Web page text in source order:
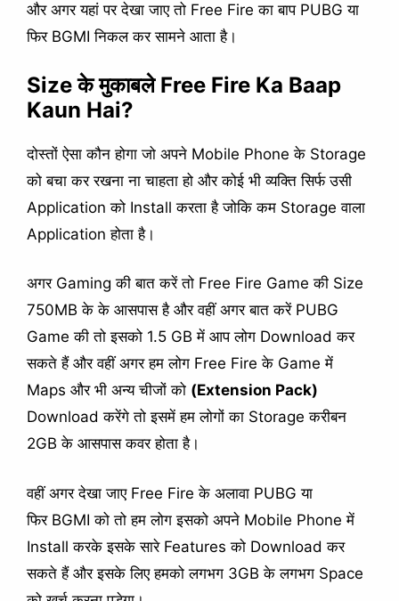
और अगर यहां पर देखा जाए तो Free Fire का बाप PUBG या
फिर BGMI निकल कर सामने आता है।
Size के मुकाबले Free Fire Ka Baap
Kaun Hai?
दोस्तों ऐसा कौन होगा जो अपने Mobile Phone के Storage
को बचा कर रखना ना चाहता हो और कोई भी व्यक्ति सिर्फ उसी
Application को Install करता है जोकि कम Storage वाला
Application होता है।
अगर Gaming की बात करें तो Free Fire Game की Size
750MB के के आसपास है और वहीं अगर बात करें PUBG
Game की तो इसको 1.5 GB में आप लोग Download कर
सकते हैं और वहीं अगर हम लोग Free Fire के Game में
Maps और भी अन्य चीजों को (Extension Pack)
Download करेंगे तो इसमें हम लोगों का Storage करीबन
2GB के आसपास कवर होता है।
वहीं अगर देखा जाए Free Fire के अलावा PUBG या
फिर BGMI को तो हम लोग इसको अपने Mobile Phone में
Install करके इसके सारे Features को Download कर
सकते हैं और इसके लिए हमको लगभग 3GB के लगभग Space